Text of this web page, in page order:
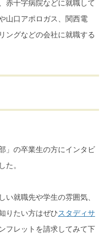
赤十字病院などに就職して
山口アポロガス、関西電
ングなどの会社に就職する
」の卒業生の方にインタビ
た。
い就職先や学生の雰囲気、
りたい方はぜひスタディサ
フレットを請求してみて下